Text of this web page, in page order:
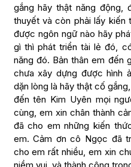
gắng hãy thật năng
thuyết và còn phải lấy kiến
được ngôn ngữ nào hãy
gì thì phát triển tài lẻ đó,
năng đó. Bản thân em đến
chưa xây dựng được hình
dặn lòng là hãy thật cố
đến tên Kim Uyên mọi
cùng, em xin chân thành
đã cho em những kiến
em. Cảm ơn cô Ngọc đã
cho em rất nhiều, em xin